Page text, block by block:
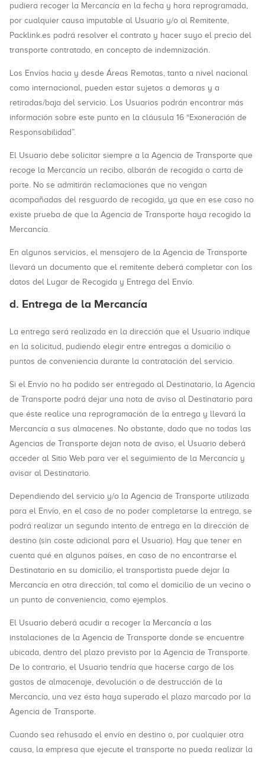
pudiera recoger la Mercancía en la fecha y hora reprogramada,
por cualquier causa imputable al Usuario y/o al Remitente,
Packlink.es podrá resolver el contrato y hacer suyo el precio del
transporte contratado, en concepto de indemnización.
Los Envíos hacia y desde Áreas Remotas, tanto a nivel nacional
como internacional, pueden estar sujetos a demoras y a
retiradas/baja del servicio. Los Usuarios podrán encontrar más
información sobre este punto en la cláusula 16 “Exoneración de
Responsabilidad”.
El Usuario debe solicitar siempre a la Agencia de Transporte que
recoge la Mercancía un recibo, albarán de recogida o carta de
porte. No se admitirán reclamaciones que no vengan
acompañadas del resguardo de recogida, ya que en ese caso no
existe prueba de que la Agencia de Transporte haya recogido la
Mercancía.
En algunos servicios, el mensajero de la Agencia de Transporte
llevará un documento que el remitente deberá completar con los
datos del Lugar de Recogida y Entrega del Envío.
d. Entrega de la Mercancía
La entrega será realizada en la dirección que el Usuario indique
en la solicitud, pudiendo elegir entre entregas a domicilio o
puntos de conveniencia durante la contratación del servicio.
Si el Envío no ha podido ser entregado al Destinatario, la Agencia
de Transporte podrá dejar una nota de aviso al Destinatario para
que éste realice una reprogramación de la entrega y llevará la
Mercancía a sus almacenes. No obstante, dado que no todas las
Agencias de Transporte dejan nota de aviso, el Usuario deberá
acceder al Sitio Web para ver el seguimiento de la Mercancía y
avisar al Destinatario.
Dependiendo del servicio y/o la Agencia de Transporte utilizada
para el Envío, en el caso de no poder completarse la entrega, se
podrá realizar un segundo intento de entrega en la dirección de
destino (sin coste adicional para el Usuario). Hay que tener en
cuenta qué en algunos países, en caso de no encontrarse el
Destinatario en su domicilio, el transportista puede dejar la
Mercancía en otra dirección, tal como el domicilio de un vecino o
un punto de conveniencia, como ejemplos.
El Usuario deberá acudir a recoger la Mercancía a las
instalaciones de la Agencia de Transporte donde se encuentre
ubicada, dentro del plazo previsto por la Agencia de Transporte.
De lo contrario, el Usuario tendría que hacerse cargo de los
gastos de almacenaje, devolución o de destrucción de la
Mercancía, una vez ésta haya superado el plazo marcado por la
Agencia de Transporte.
Cuando sea rehusado el envío en destino o, por cualquier otra
causa, la empresa que ejecute el transporte no pueda realizar la